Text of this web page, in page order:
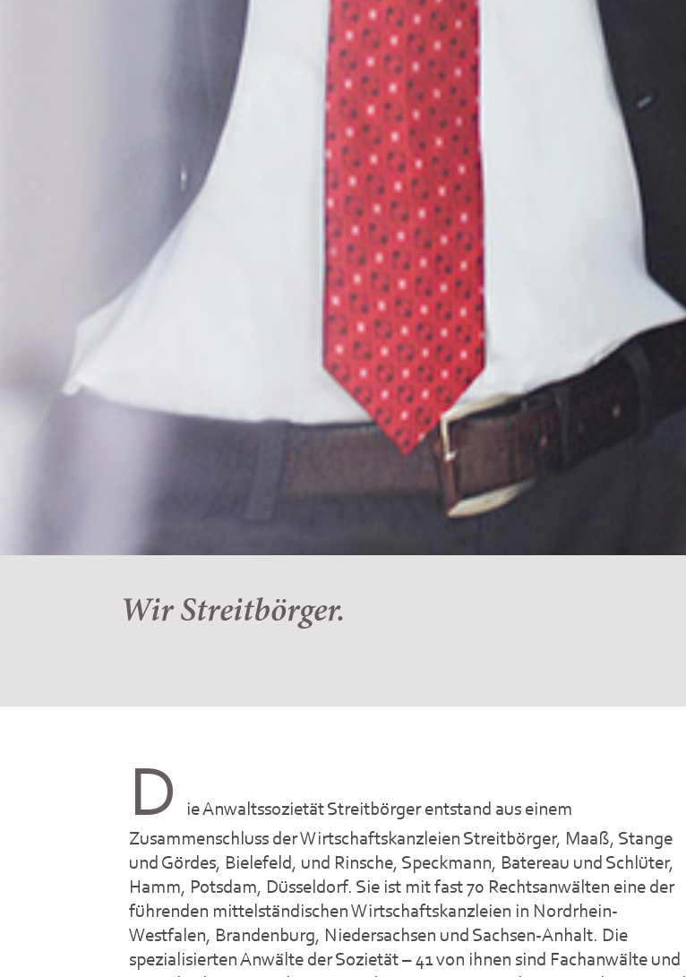
Wir Streitbörger.
D
ie Anwaltssozietät Streitbörger entstand aus einem
Zusammenschluss der Wirtschaftskanzleien Streitbörger, Maaß, Stange
und Gördes, Bielefeld, und Rinsche, Speckmann, Batereau und Schlüter,
Hamm, Potsdam, Düsseldorf. Sie ist mit fast 70 Rechtsanwälten eine der
führenden mittelständischen Wirtschaftskanzleien in Nordrhein-
Westfalen, Brandenburg, Niedersachsen und Sachsen-Anhalt. Die
spezialisierten Anwälte der Sozietät – 41 von ihnen sind Fachanwälte und